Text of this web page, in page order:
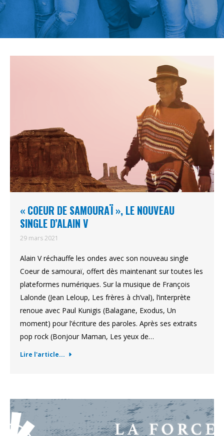
« COEUR DE SAMOURAÏ », LE NOUVEAU
SINGLE D’ALAIN V
29 mars 2021
Alain V réchauffe les ondes avec son nouveau single
Coeur de samouraï, offert dès maintenant sur toutes les
plateformes numériques. Sur la musique de François
Lalonde (Jean Leloup, Les frères à ch’val), l’interprète
renoue avec Paul Kunigis (Balagane, Exodus, Un
moment) pour l’écriture des paroles. Après ses extraits
pop rock (Bonjour Maman, Les yeux de…
Lire l'article...